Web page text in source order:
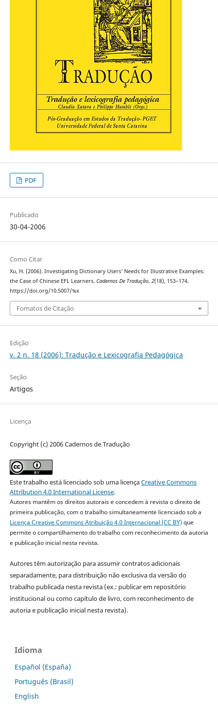
PDF
Publicado
30-04-2006
Como Citar
Xu, H. (2006). Investigating Dictionary Users’ Needs for Illustrative Examples:
the Case of Chinese EFL Learners. Cadernos De Tradução, 2(18), 153–174.
https://doi.org/10.5007/%x
Fomatos de Citação
Edição
v. 2 n. 18 (2006): Tradução e Lexicografia Pedagógica
Seção
Artigos
Licença
Copyright (c) 2006 Cadernos de Tradução
Este trabalho está licenciado sob uma licençaCreative Commons
Attribution 4.0 International License.
Autores mantêm os direitos autorais e concedem à revista o direito de
primeira publicação, com o trabalho simultaneamente licenciado sob a
Licença Creative Commons Atribuição 4.0 Internacional (CC BY)que
permite o compartilhamento do trabalho com reconhecimento da autoria
e publicação inicial nesta revista.
Autores têm autorização para assumir contratos adicionais
separadamente, para distribuição não exclusiva da versão do
trabalho publicada nesta revista (ex.: publicar em repositório
institucional ou como capítulo de livro, com reconhecimento de
autoria e publicação inicial nesta revista).
Idioma
Español (España)
Português (Brasil)
English